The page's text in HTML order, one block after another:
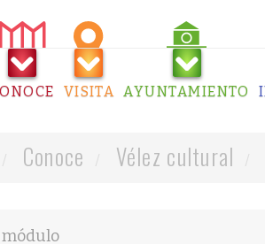
VISITA AYUNTAMIENTO
Conoce Vélez cultural